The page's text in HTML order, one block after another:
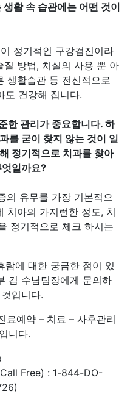
활 속 습관에는 어떤 것이
정기적인 구강검진이라
질 방법, 치실의 사용 뿐 아
생활습관 등 전신적으로
도 건강해 집니다.
한 관리가 중요합니다. 하
를 굳이 찾지 않는 것이 일
정기적으로 치과를 찾아
일까요?
유무를 가장 기본적으
치아의 가지런한 정도, 치
정기적으로 체크 하시는
람에 대한 궁금한 점이 있
김 수남팀장에게 문의하
입니다.
료예약 – 치료 – 사후관리
니다.
Free) : 1-844-DO-